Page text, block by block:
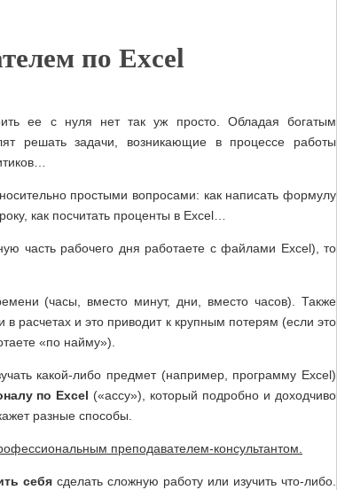
по Excel
ее с нуля нет так уж просто. Обладая богатым
решать задачи, возникающие в процессе работы
простыми вопросами: как написать формулу
как посчитать проценты в Excel…
часть рабочего дня работаете с файлами Excel), то
(часы, вместо минут, дни, вместо часов). Также
в расчетах и это приводит к крупным потерям (если это
«по найму»).
какой-либо предмет (например, программу Excel)
по Excel («ассу»), который подробно и доходчиво
разные способы.
преподавателем-консультантом.
себя сделать сложную работу или изучить что-либо.